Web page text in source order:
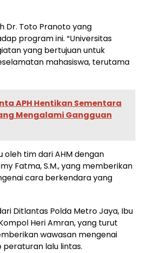
Dr. Toto Pranoto yang
program ini. “Universitas
yang bertujuan untuk
mahasiswa, terutama
APH Hentikan Sementara
Mengalami Gangguan
oleh tim dari AHM dengan
Fatma, S.M., yang memberikan
cara berkendara yang
Ditlantas Polda Metro Jaya, Ibu
Heri Amran, yang turut
wawasan mengenai
lalu lintas.